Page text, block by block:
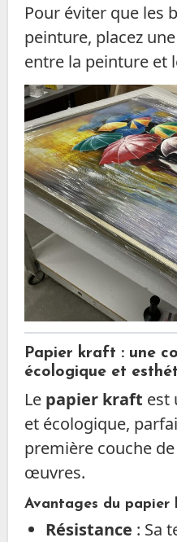
Pour éviter que les
peinture, placez
entre la peinture et
Papier kraft : une
écologique et
Le papier kraft est
et écologique,
première couche
œuvres.
Avantages du papier
Résistance : Sa